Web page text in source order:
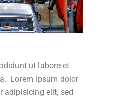
ut labore et
Lorem ipsum dolor
adipisicing elit, sed